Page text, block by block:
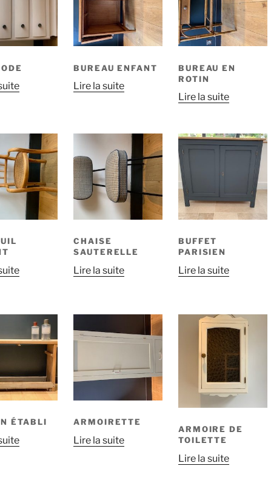
BUREAU ENFANT
Lire la suite
BUREAU EN
ROTIN
Lire la suite
CHAISE
SAUTERELLE
Lire la suite
BUFFET
PARISIEN
Lire la suite
ÉTABLI ARMOIRETTE
Lire la suite
ARMOIRE DE
TOILETTE
Lire la suite